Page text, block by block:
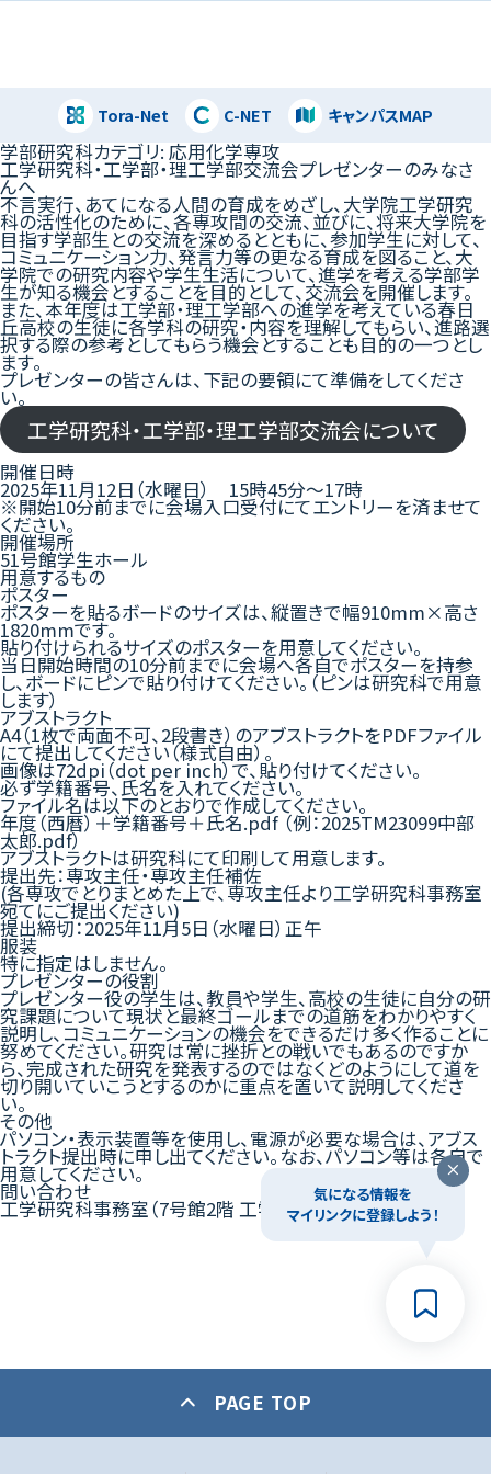
Tora-Net C-NET キャンパスMAP閉じる
学部研究科カテゴリ: 応用化学専攻
工学研究科・工学部・理工学部交流会プレゼンターのみなさ
んへ
不⾔実⾏、あてになる⼈間の育成をめざし、⼤学院⼯学研究
科の活性化のために、各専攻間の交流、並びに、将来⼤学院を
⽬指す学部⽣との交流を深めるとともに、参加学⽣に対して、
コミュニケーション⼒、発⾔⼒等の更なる育成を図ること、⼤
学院での研究内容や学⽣⽣活について、進学を考える学部学
⽣が知る機会とすることを⽬的として、交流会を開催します。
また、本年度は⼯学部・理⼯学部への進学を考えている春⽇
丘⾼校の⽣徒に各学科の研究・内容を理解してもらい、進路選
択する際の参考としてもらう機会とすることも⽬的の⼀つとし
ます。
プレゼンターの皆さんは、下記の要領にて準備をしてくださ
い。
工学研究科・工学部・理工学部交流会について
開催日時
2025年11月12日（水曜日） 15時45分～17時
※開始10分前までに会場入口受付にてエントリーを済ませて
ください。
開催場所
51号館学生ホール
用意するもの
ポスター
ポスターを貼るボードのサイズは、縦置きで幅910mm×高さ
1820mmです。
貼り付けられるサイズのポスターを用意してください。
当日開始時間の10分前までに会場へ各自でポスターを持参
し、ボードにピンで貼り付けてください。（ピンは研究科で用意
します）
アブストラクト
A4（1枚で両面不可、2段書き）のアブストラクトをPDFファイル
にて提出してください（様式自由）。
画像は72dpi（dot per inch）で、貼り付けてください。
必ず学籍番号、氏名を入れてください。
ファイル名は以下のとおりで作成してください。
年度（西暦）＋学籍番号＋氏名.pdf （例：2025TM23099中部
太郎.pdf）
アブストラクトは研究科にて印刷して用意します。
提出先：専攻主任・専攻主任補佐
(各専攻でとりまとめた上で、専攻主任より工学研究科事務室
宛てにご提出ください)
提出締切：2025年11月5日（水曜日）正午
服装
特に指定はしません。
プレゼンターの役割
プレゼンター役の学生は、教員や学⽣、⾼校の⽣徒に⾃分の研
究課題について現状と最終ゴールまでの道筋をわかりやすく
説明し、コミュニケーションの機会をできるだけ多く作ることに
努めてください。研究は常に挫折との戦いでもあるのですか
ら、完成された研究を発表するのではなくどのようにして道を
切り開いていこうとするのかに重点を置いて説明してくださ
い。
その他
パソコン・表示装置等を使用し、電源が必要な場合は、アブス
トラクト提出時に申し出てください。なお、パソコン等は各自で
用意してください。
問い合わせ
工学研究科事務室（7号館2階 工学部・理工学部事務室内）
気になる情報を
マイリンクに登録しよう！
PAGE TOP